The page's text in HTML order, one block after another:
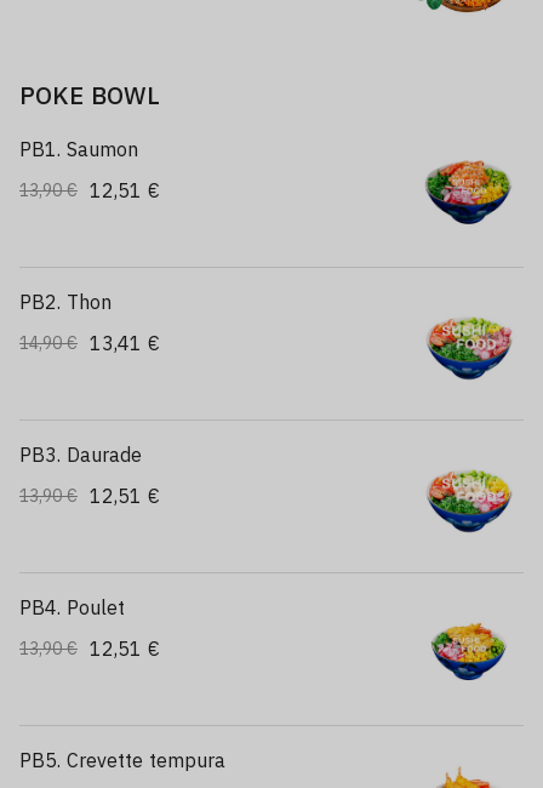
POKE BOWL
PB1. Saumon
13,90 € 12,51 €
PB2. Thon
14,90 € 13,41 €
PB3. Daurade
13,90 € 12,51 €
PB4. Poulet
13,90 € 12,51 €
PB5. Crevette tempura